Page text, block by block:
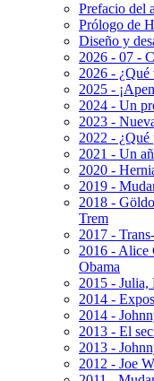
Prefacio del
Prólogo de
Diseño y
2026 - 07 -
2026 - ¿Qué
2025 -
2024 - Un
2023 -
2022 - ¿Qué
2021 - Un
2020 -
2019 -
2018 -
Trem
2017 -
2016 - Alice
Obama
2015 - Julia,
2014 -
2014 -
2013 - El
2013 -
2012 - Joe